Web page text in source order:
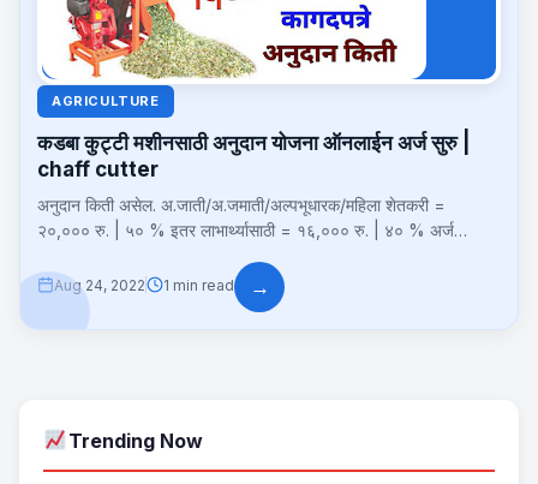
AGRICULTURE
कडबा कुट्टी मशीनसाठी अनुदान योजना ऑनलाईन अर्ज सुरु |
chaff cutter
अनुदान किती असेल. अ.जाती/अ.जमाती/अल्पभूधारक/महिला शेतकरी =
२०,००० रु. | ५० % इतर लाभार्थ्यासाठी = १६,००० रु. | ४० % अर्ज
Aug 24, 2022 1 min read →
Trending Now